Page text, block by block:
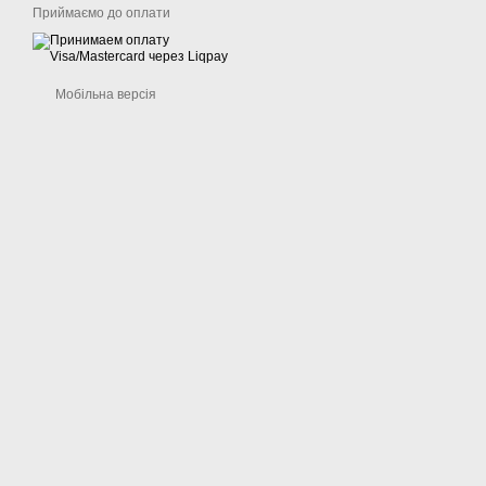
Приймаємо до оплати
Мобільна версія